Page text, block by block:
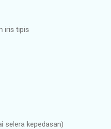
iris tipis
selera kepedasan)